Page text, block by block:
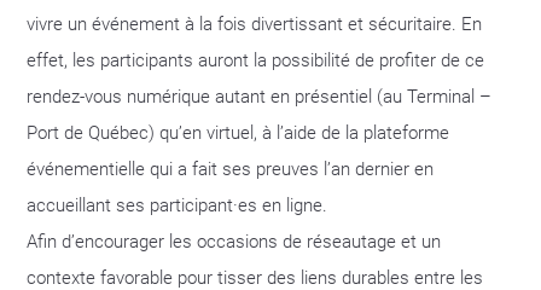
vivre un événement à la fois divertissant et sécuritaire. En
effet, les participants auront la possibilité de profiter de ce
rendez-vous numérique autant en présentiel (au Terminal –
Port de Québec) qu’en virtuel, à l’aide de la plateforme
événementielle qui a fait ses preuves l’an dernier en
accueillant ses participant·es en ligne.
Afin d’encourager les occasions de réseautage et un
contexte favorable pour tisser des liens durables entre les